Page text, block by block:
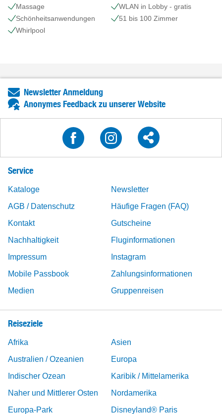
Massage
Schönheits​anwendungen
Whirlpool
WLAN in Lobby - gratis
51 bis 100 Zimmer
Newsletter Anmeldung
Anonymes Feedback zu unserer Website
Service
Kataloge
Newsletter
AGB / Datenschutz
Häufige Fragen (FAQ)
Kontakt
Gutscheine
Nachhaltigkeit
Fluginformationen
Impressum
Instagram
Mobile Passbook
Zahlungsinformationen
Medien
Gruppenreisen
Reiseziele
Afrika
Asien
Australien / Ozeanien
Europa
Indischer Ozean
Karibik / Mittelamerika
Naher und Mittlerer Osten
Nordamerika
Europa-Park
Disneyland® Paris